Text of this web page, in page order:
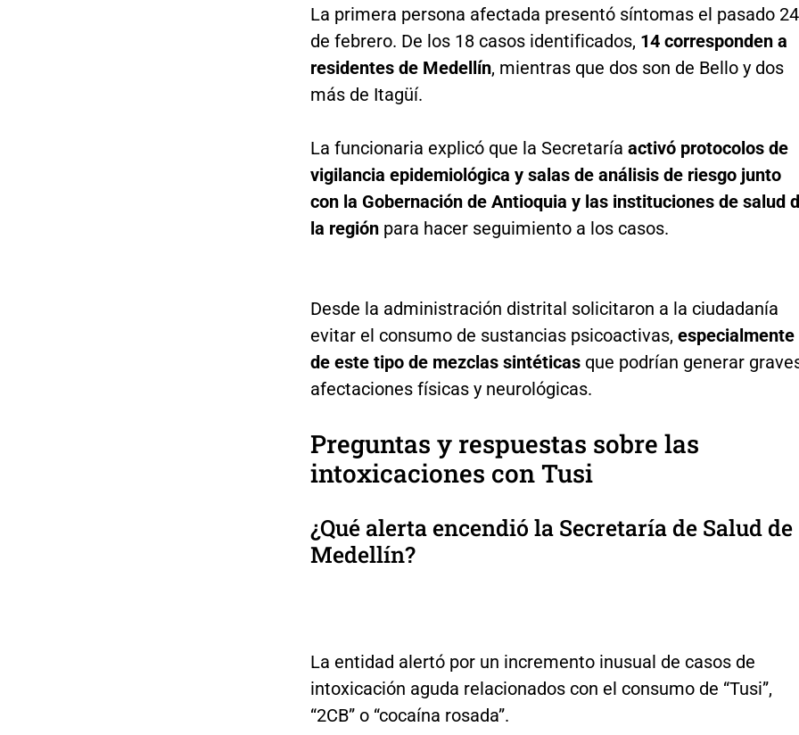
La primera persona afectada presentó síntomas el pasado 24
de febrero. De los 18 casos identificados, 14 corresponden a
residentes de Medellín, mientras que dos son de Bello y dos
más de Itagüí.
La funcionaria explicó que la Secretaría activó protocolos de
vigilancia epidemiológica y salas de análisis de riesgo junto
con la Gobernación de Antioquia y las instituciones de salud
la regiónpara hacer seguimiento a los casos.
Desde la administración distrital solicitaron a la ciudadanía
evitar el consumo de sustancias psicoactivas, especialmente
de este tipo de mezclas sintéticasque podrían generar
afectaciones físicas y neurológicas.
Preguntas y respuestas sobre las
intoxicaciones con Tusi
¿Qué alerta encendió la Secretaría de Salud de
Medellín?
La entidad alertó por un incremento inusual de casos de
intoxicación aguda relacionados con el consumo de “Tusi”,
“2CB” o “cocaína rosada”.